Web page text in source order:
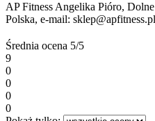
AP Fitness Angelika Pióro,
Polska, e-mail:
Średnia ocena 5/5
9
0
0
0
0